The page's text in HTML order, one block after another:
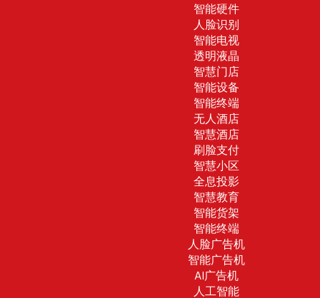
智能硬件
人脸识别
智能电视
透明液晶
智慧门店
智能设备
智能终端
无人酒店
智慧酒店
刷脸支付
智慧小区
全息投影
智慧教育
智能货架
智能终端
人脸广告机
智能广告机
AI广告机
人工智能